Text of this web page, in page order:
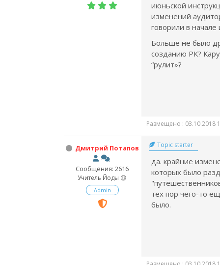
июньской
изменений
говорили в
Больше не было
созданию РК?
“рулит»?
Размещено : 03.10.2018
Дмитрий Потапов
Сообщения: 2616
Учитель Йоды 😉
Admin
Topic starter
да. крайние
которых было
тех пор чего-то
было.